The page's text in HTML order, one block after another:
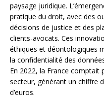
paysage juridique.
pratique du droit, avec des
décisions de justice et des
clients-avocats. Ces
éthiques et déontologiques
la confidentialité des
En 2022, la France comptait
secteur, générant un chiffre
d’euros.